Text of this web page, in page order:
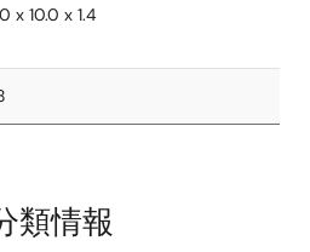
x 10.0 x 1.4
類情報